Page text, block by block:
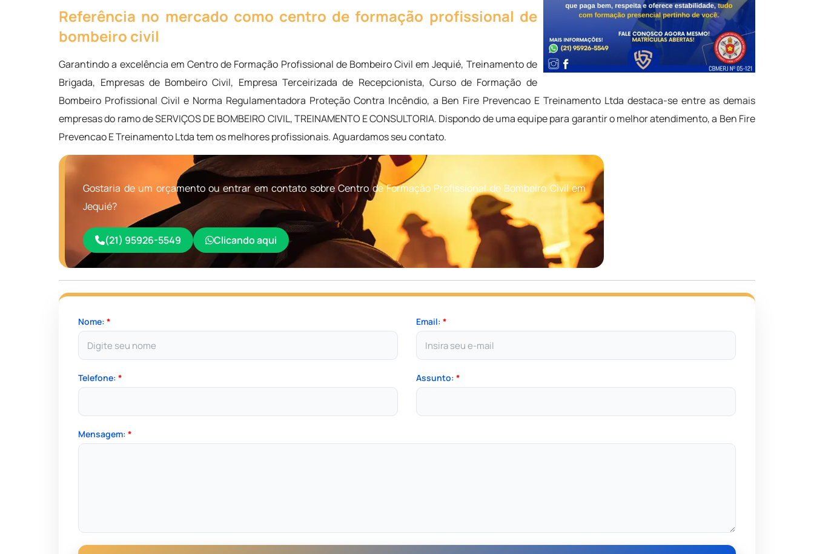
Referência no mercado como centro de formação profissional de
bombeiro civil
Garantindo a excelência em Centro de Formação Profissional de Bombeiro Civil em Jequié, Treinamento de
Brigada, Empresas de Bombeiro Civil, Empresa Terceirizada de Recepcionista, Curso de Formação de
Bombeiro Profissional Civil e Norma Regulamentadora Proteção Contra Incêndio, a Ben Fire Prevencao E Treinamento Ltda destaca-se entre as demais
empresas do ramo de SERVIÇOS DE BOMBEIRO CIVIL, TREINAMENTO E CONSULTORIA. Dispondo de uma equipe para garantir o melhor atendimento, a Ben Fire
Prevencao E Treinamento Ltda tem os melhores profissionais. Aguardamos seu contato.
Gostaria de um orçamento ou entrar em contato sobre Centro de Formação Profissional de Bombeiro Civil em
Jequié?
(21) 95926-5549 Clicando aqui
Nome:* Email: *
Telefone:* Assunto: *
Mensagem:*